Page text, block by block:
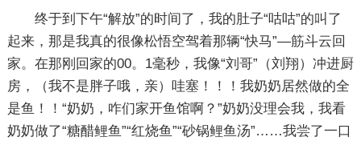
终于到下午“解放”的时间了，我的肚子“咕咕”的叫了
起来，那是我真的很像松悟空驾着那辆“快马”—筋斗云回
家。在那刚回家的00。1毫秒，我像“刘哥”（刘翔）冲进厨
房，（我不是胖子哦，亲）哇塞！！！我奶奶居然做的全
是鱼！！“奶奶，咋们家开鱼馆啊？”奶奶没理会我，我看
奶奶做了“糖醋鲤鱼”“红烧鱼”“砂锅鲤鱼汤”……我尝了一口